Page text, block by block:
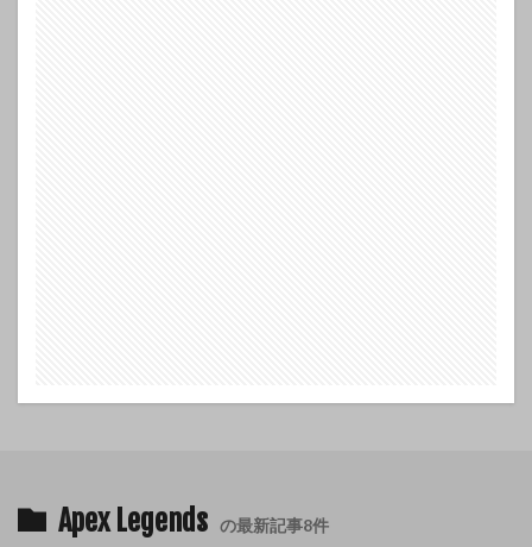
Apex Legends の最新記事8件